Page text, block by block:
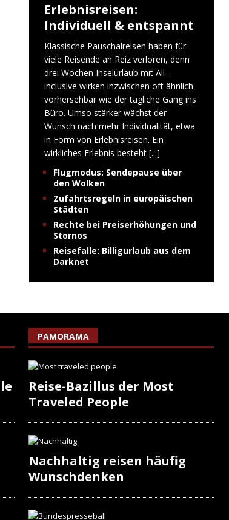
Erlebnisreisen:
Individuell & entspannt
Klassische Pauschalreisen haben für
viele Reisende an Reiz verloren, denn
drei Wochen Inselurlaub mit All-
inclusive wirken inzwischen oft ähnlich
vorhersehbar wie der tägliche Gang ins
Büro. Umso stärker wächst der
Wunsch nach mehr Individualität, etwa
in Form von Erlebnisreisen. Ein
wirkliches Erlebnis besteht [...]
Flugmodus: Sendepause über
den Wolken
Zufahrtsregeln in europäischen
Städten
Rechte bei Preiserhöhungen und
Stornos
Reisefalle: Billigurlaub aus dem
Darknet
PAMORAMA
Reise-Bazillus der Most
Traveled People
Nachhaltig reisen häufig
Wunschdenken